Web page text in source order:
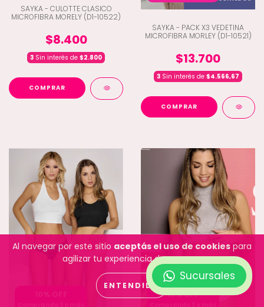
Al navegar por este sitio aceptás el uso de cookies para
agilizar tu experiencia de compra.
ENTENDIDO
SAYKA - CULOTTE CLASICO
MICROFIBRA MORELY (D1-10522)
$8.400
3 Sin interés de $2.800
COMPRAR
SAYKA - PACK X3 VEDETINA
MICROFIBRA MORLEY (D1-10521)
$13.700
3 Sin interés de $4.566,67
COMPRAR
10% OFF
Sucursales